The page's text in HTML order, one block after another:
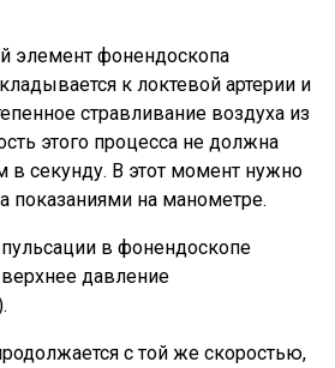
элемент фонендоскопа
к локтевой артерии и
стравливание воздуха из
этого процесса не должна
секунду. В этот момент нужно
показаниями на манометре.
в фонендоскопе
верхнее давление
с той же скоростью,